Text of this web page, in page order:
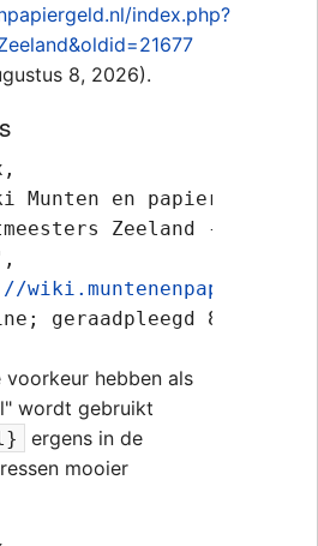
index.php?
8, 2026).
Munten en papiergeld",
Zeeland --- Wiki
geraadpleegd 8-
hebben als
wordt gebruikt
ergens in de
mooier